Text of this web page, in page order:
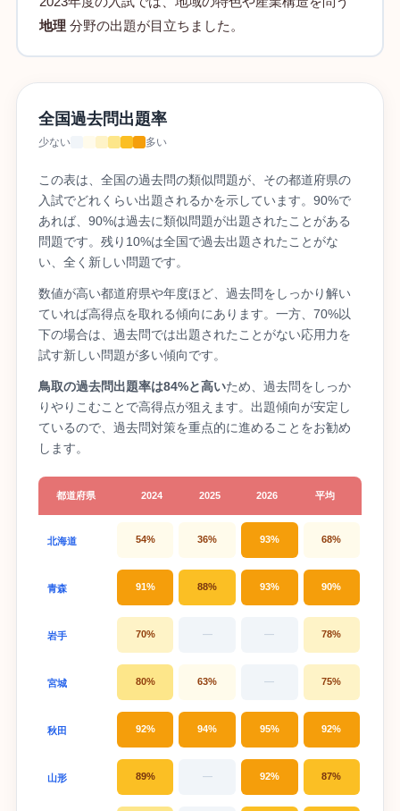
地理分野の出題が目立ちました。
全国過去問出題率
少ない 多い
この表は、全国の過去問の類似問題が、その都道府県の
入試でどれくらい出題されるかを示しています。90%で
あれば、90%は過去に類似問題が出題されたことがある
問題です。残り10%は全国で過去出題されたことがな
い、全く新しい問題です。
数値が高い都道府県や年度ほど、過去問をしっかり解い
ていれば高得点を取れる傾向にあります。一方、70%以
下の場合は、過去問では出題されたことがない応用力を
試す新しい問題が多い傾向です。
鳥取の過去問出題率は84%と高いため、過去問をしっか
りやりこむことで高得点が狙えます。出題傾向が安定し
ているので、過去問対策を重点的に進めることをお勧め
します。
都道府県 2024 2025 2026 平均
北海道 54% 36% 93% 68%
青森 91% 88% 93% 90%
岩手 70% — — 78%
宮城 80% 63% — 75%
秋田 92% 94% 95% 92%
山形 89% — 92% 87%